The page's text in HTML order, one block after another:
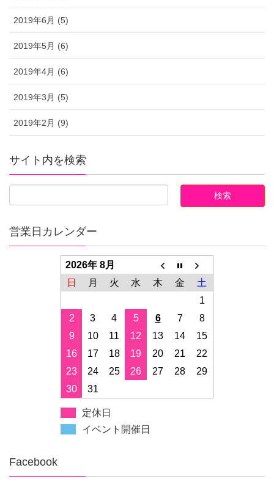
2019年6月 (5)
2019年5月 (6)
2019年4月 (6)
2019年3月 (5)
2019年2月 (9)
サイト内を検索
営業日カレンダー
2026年 8月
日
月 火 水 木 金
土
1
2
3 4 5 6 7
8
9
10 11 12 13 14
15
16
17 18 19 20 21
22
23
24 25 26 27 28
29
30
31
定休日
イベント開催日
Facebook